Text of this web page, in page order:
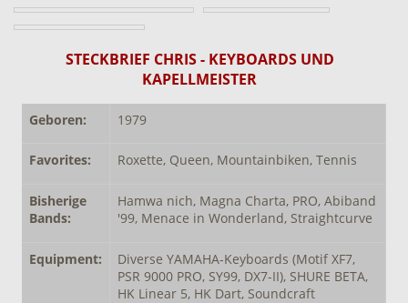
STECKBRIEF CHRIS - KEYBOARDS UND
KAPELLMEISTER
Geboren: 1979
Favorites: Roxette, Queen, Mountainbiken, Tennis
Bisherige
Bands:
Hamwa nich, Magna Charta, PRO, Abiband
'99, Menace in Wonderland, Straightcurve
Equipment:
Diverse YAMAHA-Keyboards (Motif XF7,
PSR 9000 PRO, SY99, DX7-II), SHURE BETA,
HK Linear 5, HK Dart, Soundcraft